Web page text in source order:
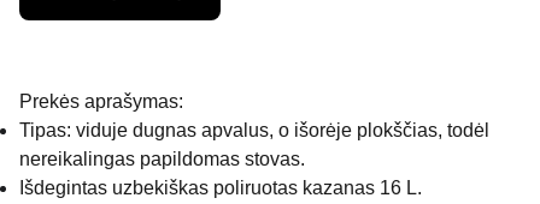
Prekės aprašymas:
Tipas: viduje dugnas apvalus, o išorėje plokščias, todėl
nereikalingas papildomas stovas.
Išdegintas uzbekiškas poliruotas kazanas 16 L.